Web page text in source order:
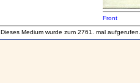
Front
Dieses Medium wurde zum 2761. mal aufgerufen.